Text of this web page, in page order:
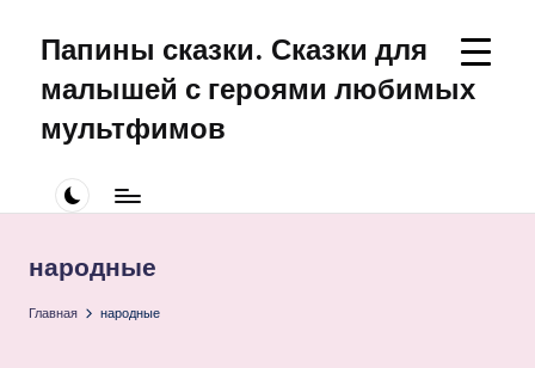
Перейти
содержимому
Папины сказки. Сказки для
малышей с героями любимых
мультфимов
для
малышей
Щенячий
народные
Главная народные